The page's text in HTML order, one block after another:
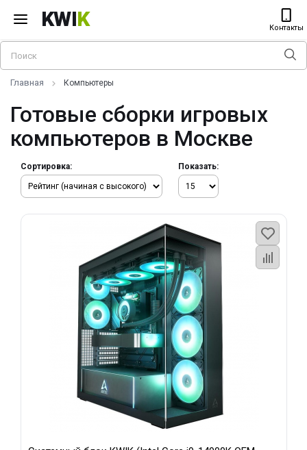
KWIK Контакты
Главная Компьютеры
Готовые сборки игровых
компьютеров в Москве
Сортировка: Показать: